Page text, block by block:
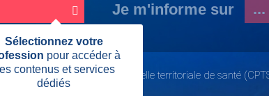
Je m'informe sur
Sélectionnez votre
pour accéder à
contenus et services
dédiés
cette
Page
Communauté professionnelle territoriale de santé